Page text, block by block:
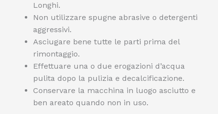
Longhi.
Non utilizzare spugne abrasive o detergenti
aggressivi.
Asciugare bene tutte le parti prima del
rimontaggio.
Effettuare una o due erogazioni d’acqua
pulita dopo la pulizia e decalcificazione.
Conservare la macchina in luogo asciutto e
ben areato quando non in uso.